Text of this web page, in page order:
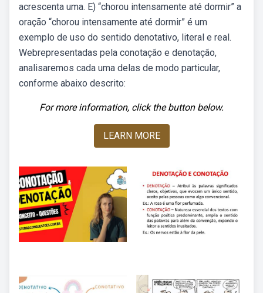
acrescenta uma. E) “chorou intensamente até dormir” a
oração “chorou intensamente até dormir” é um
exemplo de uso do sentido denotativo, literal e real.
Webrepresentadas pela conotação e denotação,
analisaremos cada uma delas de modo particular,
conforme abaixo descrito:
For more information, click the button below.
LEARN MORE